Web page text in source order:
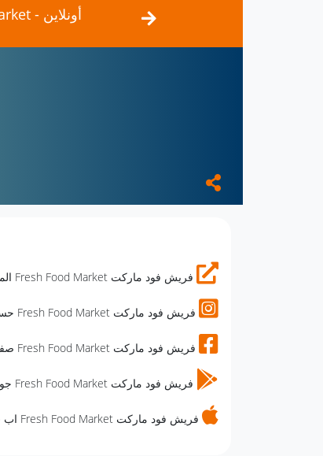
فريش فود ماركت Fresh Food Market - أونلاين
فريش فود ماركت Fresh Food Market الموقع الالكتروني
فريش فود ماركت Fresh Food Market حساب انستجرام
فريش فود ماركت Fresh Food Market صفحة فيس بوك
فريش فود ماركت Fresh Food Market جوجل بلاي تطبيق
فريش فود ماركت Fresh Food Market اب ستور تطبيق